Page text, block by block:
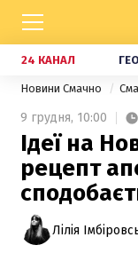
24 КАНАЛ
Новини Смачно
9 грудня, 10:00
Ідеї на
рецепт
Лілія